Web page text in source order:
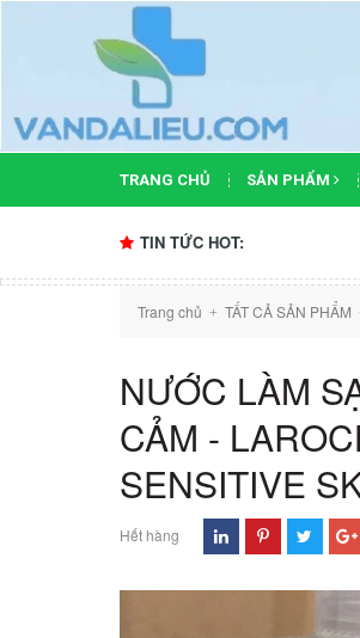
TRANG CHỦ SẢN PHẨM
TIN TỨC HOT: Tất tần tật
Trang chủ + TẤT CẢ SẢN PHẨM
NƯỚC LÀM
CẢM -
SENSITIVE
Hết hàng